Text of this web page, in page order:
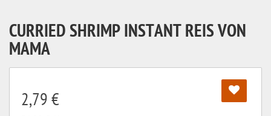
CURRIED SHRIMP INSTANT REIS VON
MAMA
2,79 €